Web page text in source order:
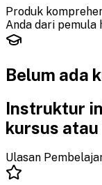
Produk
Anda dari pemula
Belum ada
Instruktur
kursus
Ulasan